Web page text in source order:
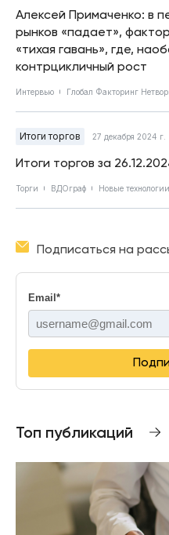
Алексей Примаченко: в
рынков «падает»,
«тихая гавань», где,
контрцикличный рост
Интервью Глобал Факторинг
Итоги торгов 27 декабря 2024 г.
Итоги торгов за
Торги ВДОграф Новые технологии
Подписаться на
Email *
Топ публикаций